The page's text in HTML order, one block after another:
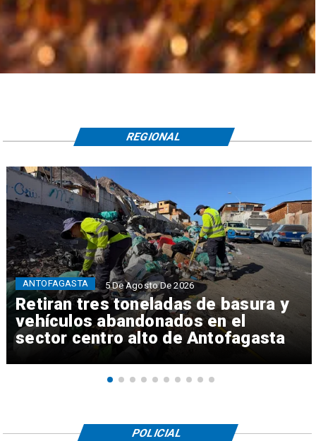
Retiran tres toneladas de basura y
vehículos abandonados en el
sector centro alto de Antofagasta
ANTOFAGASTA 5 De Agosto De 2026
REGIONAL
POLICIAL